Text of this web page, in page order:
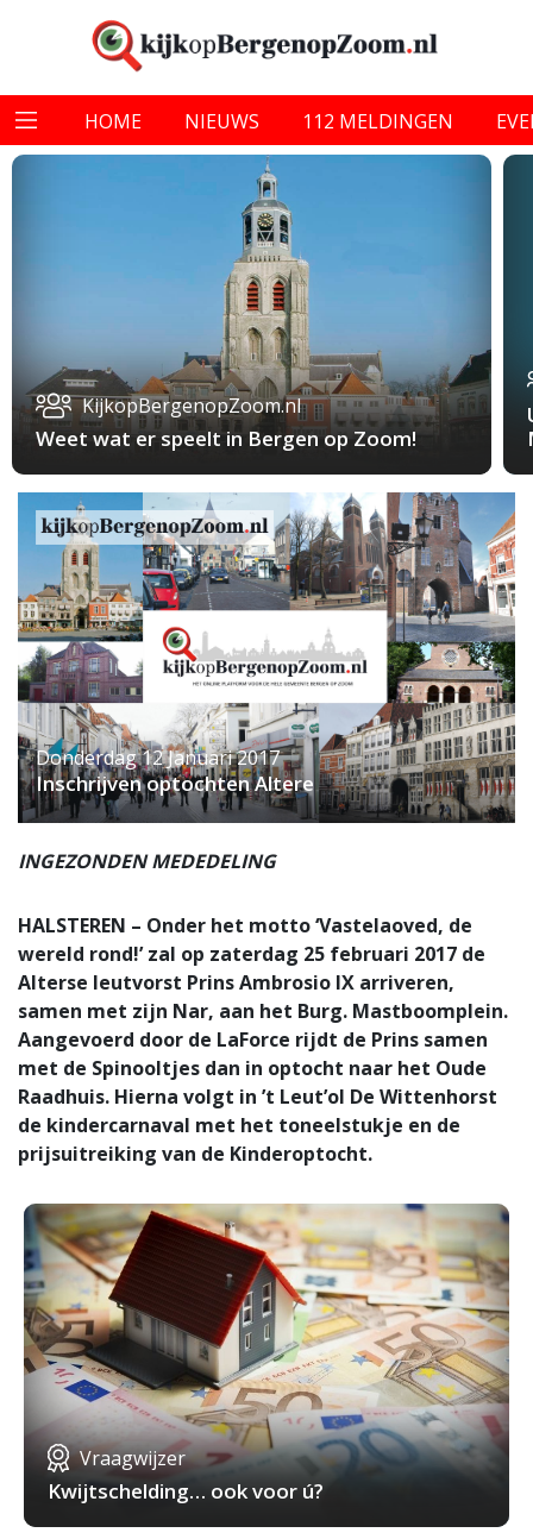
HOME NIEUWS 112 MELDINGEN
KijkopBergenopZoom.nl
Weet wat er speelt in Bergen op Zoom!
Donderdag 12 Januari 2017
Inschrijven optochten Altere
INGEZONDEN MEDEDELING
HALSTEREN – Onder het motto ‘Vastelaoved, de
wereld rond!’ zal op zaterdag 25 februari 2017 de
Alterse leutvorst Prins Ambrosio IX arriveren,
samen met zijn Nar, aan het Burg. Mastboomplein.
Aangevoerd door de LaForce rijdt de Prins samen
met de Spinooltjes dan in optocht naar het Oude
Raadhuis. Hierna volgt in ’t Leut’ol De Wittenhorst
de kindercarnaval met het toneelstukje en de
prijsuitreiking van de Kinderoptocht.
Vraagwijzer
Kwijtschelding… ook voor ú?